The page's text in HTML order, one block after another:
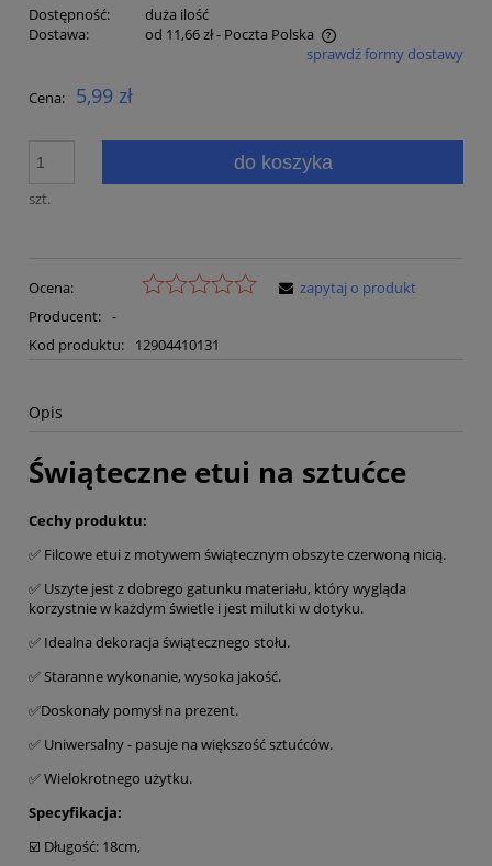
Dostępność:
duża ilość
Dostawa:
od 11,66 zł- Poczta Polska
Cena nie zawiera ewentualnych kosztów płatnościsprawdź formy dostawy
Cena: 5,99 zł
szt.
do koszyka
Ocena:
Producent: -
Kod produktu:
12904410131
zapytaj o produkt
Opis
Świąteczne etui na sztućce
Cechy produktu:
✅ Filcowe etui z motywem świątecznym obszyte czerwoną nicią.
✅ Uszyte jest z dobrego gatunku materiału, który wygląda
korzystnie w każdym świetle i jest milutki w dotyku.
✅ Idealna dekoracja świątecznego stołu.
✅ Staranne wykonanie, wysoka jakość.
✅Doskonały pomysł na prezent.
✅ Uniwersalny - pasuje na większość sztućców.
✅ Wielokrotnego użytku.
Specyfikacja:
☑️ Długość: 18cm,